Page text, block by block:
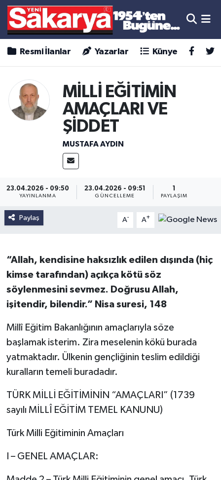
Resmi İlanlar Yazarlar Künye
MİLLİ EĞİTİMİN
AMAÇLARI VE
ŞİDDET
MUSTAFA AYDIN
23.04.2026 - 09:50
YAYINLANMA
23.04.2026 - 09:51
GÜNCELLEME
1
PAYLAŞIM
Paylaş A- A+
“Allah, kendisine haksızlık edilen dışında (hiç
kimse tarafından) açıkça kötü söz
söylenmesini sevmez. Doğrusu Allah,
işitendir, bilendir.” Nisa suresi, 148
Millî Eğitim Bakanlığının amaçlarıyla söze
başlamak isterim. Zira meselenin kökü burada
yatmaktadır. Ülkenin gençliğinin teslim edildiği
kuralların temeli buradadır.
TÜRK MİLLİ EĞİTİMİNİN “AMAÇLARI” (1739
sayılı MİLLÎ EĞİTİM TEMEL KANUNU)
Türk Milli Eğitiminin Amaçları
I – GENEL AMAÇLAR: